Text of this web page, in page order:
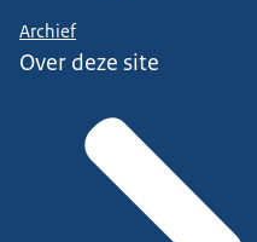
Archief
Over deze site